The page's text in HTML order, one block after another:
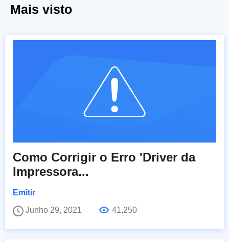
Mais visto
Como Corrigir o Erro 'Driver da
Impressora...
Emitir
Junho 29, 2021
41,250